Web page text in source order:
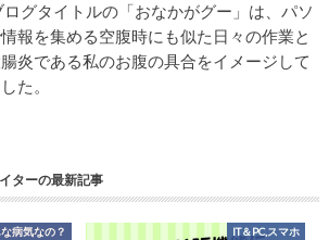
ログタイトルの「おなかがグー」は、パソ
報を集める空腹時にも似た日々の作業と
炎である私のお腹の具合をイメージして
た。
ターの最新記事
病気なの？ IT＆PC,スマホ